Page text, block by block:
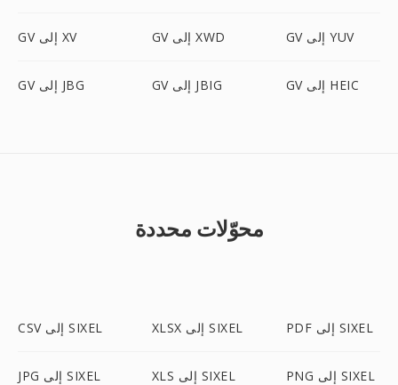
GV إلى XV GV إلى XWD GV إلى YUV
GV إلى JBG GV إلى JBIG GV إلى HEIC
محوّلات محددة
CSV إلى SIXEL XLSX إلى SIXEL PDF إلى SIXEL
JPG إلى SIXEL XLS إلى SIXEL PNG إلى SIXEL